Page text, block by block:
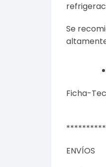
Se
altamente
Ficha-
ENVÍOS